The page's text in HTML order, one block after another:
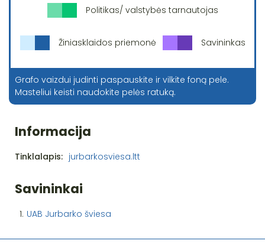
Politikas/ valstybės tarnautojas
Žiniasklaidos priemonė Savininkas
Grafo vaizdui judinti paspauskite ir vilkite foną pele.
Masteliui keisti naudokite pelės ratuką.
Informacija
Tinklalapis: jurbarkosviesa.ltt
Savininkai
1. UAB Jurbarko šviesa